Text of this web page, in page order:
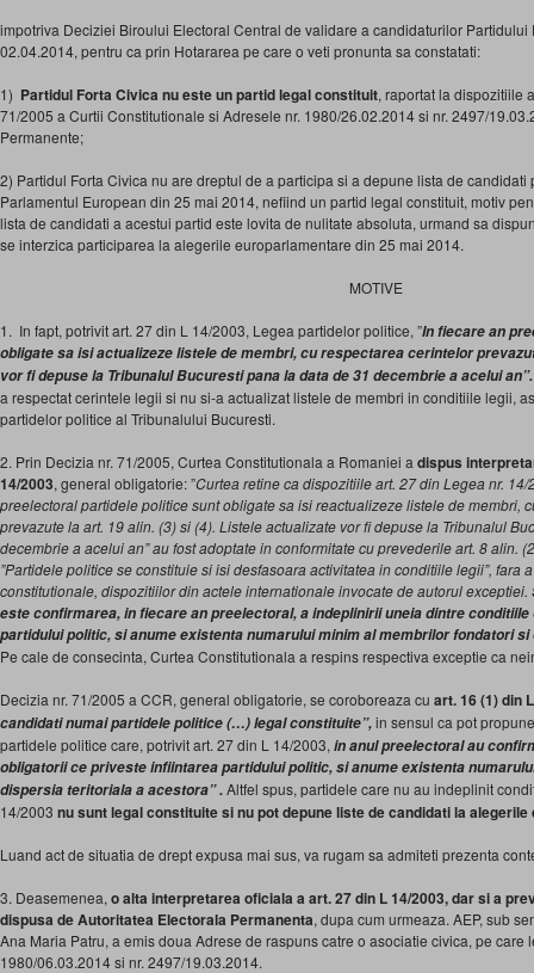
impotriva Deciziei Biroului Electoral Central de validare a candidaturilor Partidului
02.04.2014, pentru ca prin Hotararea pe care o veti pronunta sa constatati:
1) Partidul Forta Civica nu este un partid legal constituit, raportat la dispozitiile
71/2005 a Curtii Constitutionale si Adresele nr. 1980/26.02.2014 si nr. 2497/
Permanente;
2) Partidul Forta Civica nu are dreptul de a participa si a depune lista de
Parlamentul European din 25 mai 2014, nefiind un partid legal constituit, motiv
lista de candidati a acestui partid este lovita de nulitate absoluta, urmand sa
se interzica participarea la alegerile europarlamentare din 25 mai 2014.
MOTIVE
1. In fapt, potrivit art. 27 din L 14/2003, Legea partidelor politice, ”In fiecare an
obligate sa isi actualizeze listele de membri, cu respectarea cerintelor
vor fi depuse la Tribunalul Bucuresti pana la data de 31 decembrie a acelui
a respectat cerintele legii si nu si-a actualizat listele de membri in conditiile legii,
partidelor politice al Tribunalului Bucuresti.
2. Prin Decizia nr. 71/2005, Curtea Constitutionala a Romaniei a dispus
14/2003, general obligatorie: ”Curtea retine ca dispozitiile art. 27 din Legea nr.
preelectoral partidele politice sunt obligate sa isi reactualizeze listele de membri,
prevazute la art. 19 alin. (3) si (4). Listele actualizate vor fi depuse la Tribunalul
decembrie a acelui an” au fost adoptate in conformitate cu prevederile art. 8 alin.
”Partidele politice se constituie si isi desfasoara activitatea in conditiile legii”, fara
constitutionale, dispozitiilor din actele internationale invocate de autorul exceptiei.
este confirmarea, in fiecare an preelectoral, a indeplinirii uneia dintre
partidului politic, si anume existenta numarului minim al membrilor fondatori
Pe cale de consecinta, Curtea Constitutionala a respins respectiva exceptie ca
Decizia nr. 71/2005 a CCR, general obligatorie, se coroboreaza cu art. 16 (1) din
candidati numai partidele politice (…) legal constituite”,in sensul ca pot
partidele politice care, potrivit art. 27 din L 14/2003, in anul preelectoral au
obligatorii ce priveste infiintarea partidului politic, si anume existenta
dispersia teritoriala a acestora” .Altfel spus, partidele care nu au indeplinit
14/2003 nu sunt legal constituite si nu pot depune liste de candidati la alegerile
Luand act de situatia de drept expusa mai sus, va rugam sa admiteti prezenta
3. Deasemenea, o alta interpretarea oficiala a art. 27 din L 14/2003, dar si a
dispusa de Autoritatea Electorala Permanenta, dupa cum urmeaza. AEP, sub
Ana Maria Patru, a emis doua Adrese de raspuns catre o asociatie civica, pe care
1980/06.03.2014 si nr. 2497/19.03.2014.